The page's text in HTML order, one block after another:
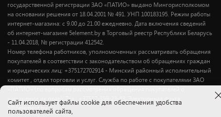
государственной регистрации ЗАО «ПАТИО» выдано Мингорисполкомом
на основании решения от 18.04.2001 № 491. УНП 100183195. Режим работы
интернет-магазина: с 9.00 до 21.00 ежедневно. Дата включения сведений
об интернет-магазине 5element.by в Торговый реестр Республики Беларусь
- 11.04.2018, № регистрации 412542.
Номер телефона работников, уполномоченных рассматривать обращения
покупателей в соответствии с законодательством об обращениях граждан
и юридических лиц: +375172702914 - Минский районный исполнительный
комитет , отдел торговли и услуг. Служба по работе с покупателями ЗАО
нарушении их прав): Тел.: +37517-359-23-83. Электронная почта:
Cайт использует файлы cookie для обеспечения удобства
пользователей сайта,